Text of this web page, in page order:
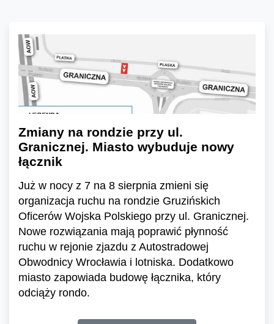
Zmiany na rondzie przy ul.
Granicznej. Miasto wybuduje nowy
łącznik
Już w nocy z 7 na 8 sierpnia zmieni się
organizacja ruchu na rondzie Gruzińskich
Oficerów Wojska Polskiego przy ul. Granicznej.
Nowe rozwiązania mają poprawić płynność
ruchu w rejonie zjazdu z Autostradowej
Obwodnicy Wrocławia i lotniska. Dodatkowo
miasto zapowiada budowę łącznika, który
odciąży rondo.